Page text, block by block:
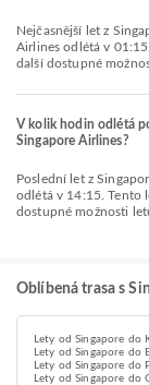
Nejčasnější let z Singapore do Johannesburg se společností Singapore
Airlines odlétá v
další dostupné
V kolik hodin odlétá
Singapore Airlines?
Poslední let z Singapore do Johannesburg se společností Singapore Airlines
odlétá v 14:15. Tento
dostupné možnosti
Oblíbená trasa s
Lety od Singapore do
Lety od Singapore do
Lety od Singapore do
Lety od Singapore do